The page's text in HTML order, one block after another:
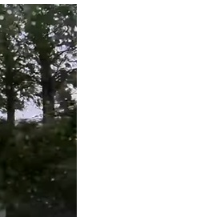
るときの面倒くささを美味しさ
から36年 ～因果な逆転劇～
るｗｗｗｗｗｗｗｗｗｗｗｗｗｗ
霜取りスプレー”が詐欺丸出しだと
ーム変身。